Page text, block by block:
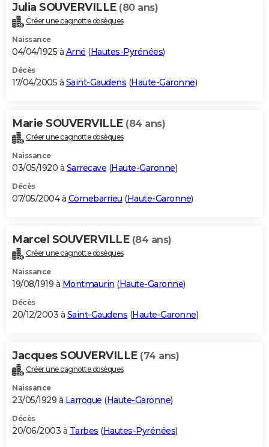
Julia SOUVERVILLE (80 ans)
Créer une cagnotte obsèques
Naissance
04/04/1925 à Arné (Hautes-Pyrénées)
Décès
17/04/2005 à Saint-Gaudens (Haute-Garonne)
Marie SOUVERVILLE (84 ans)
Créer une cagnotte obsèques
Naissance
03/05/1920 à Sarrecave (Haute-Garonne)
Décès
07/05/2004 à Cornebarrieu (Haute-Garonne)
Marcel SOUVERVILLE (84 ans)
Créer une cagnotte obsèques
Naissance
19/08/1919 à Montmaurin (Haute-Garonne)
Décès
20/12/2003 à Saint-Gaudens (Haute-Garonne)
Jacques SOUVERVILLE (74 ans)
Créer une cagnotte obsèques
Naissance
23/05/1929 à Larroque (Haute-Garonne)
Décès
20/06/2003 à Tarbes (Hautes-Pyrénées)